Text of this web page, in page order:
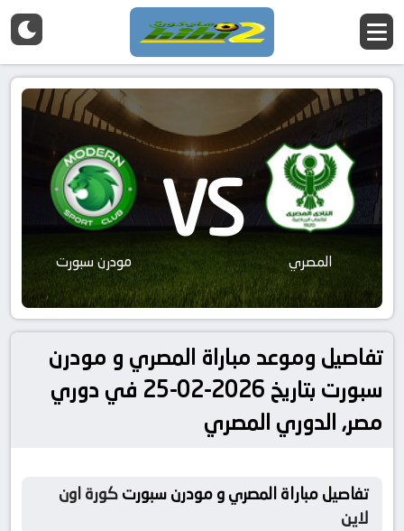
المصري VS مودرن سبورت
تفاصيل وموعد مباراة المصري و مودرن
سبورت بتاريخ 2026-02-25 في دوري
مصر, الدوري المصري
تفاصيل مباراة المصري و مودرن سبورتكورة اون
لاين